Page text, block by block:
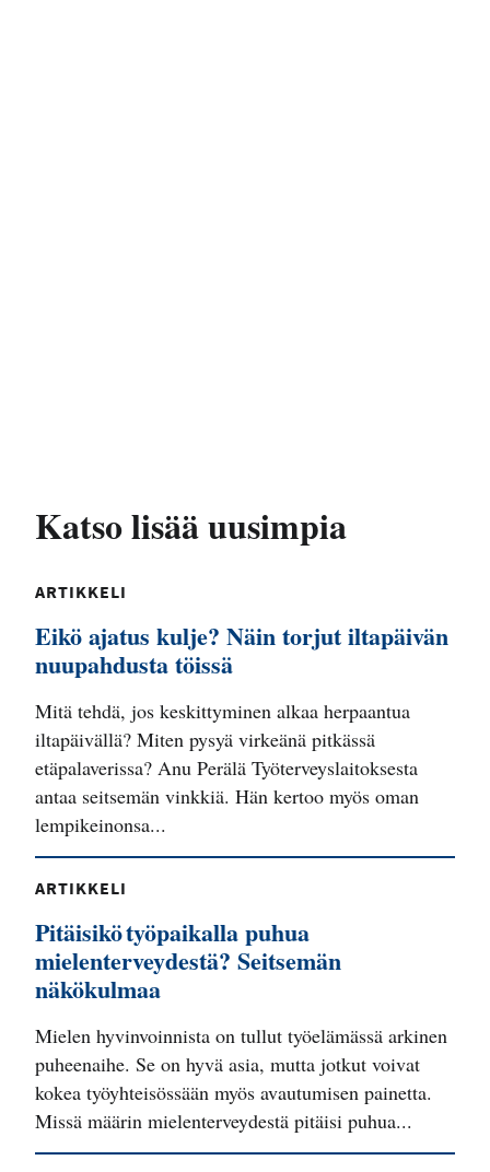
Katso lisää uusimpia
ARTIKKELI
Eikö ajatus kulje? Näin torjut iltapäivän
nuupahdusta töissä
Mitä tehdä, jos keskittyminen alkaa herpaantua
iltapäivällä? Miten pysyä virkeänä pitkässä
etäpalaverissa? Anu Perälä Työterveyslaitoksesta
antaa seitsemän vinkkiä. Hän kertoo myös oman
lempikeinonsa...
ARTIKKELI
Pitäisikö työpaikalla puhua
mielenterveydestä? Seitsemän
näkökulmaa
Mielen hyvinvoinnista on tullut työelämässä arkinen
puheenaihe. Se on hyvä asia, mutta jotkut voivat
kokea työyhteisössään myös avautumisen painetta.
Missä määrin mielenterveydestä pitäisi puhua...